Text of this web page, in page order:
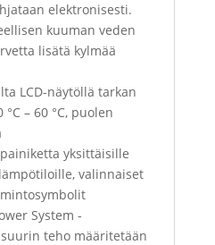
elektronisesti.
kuuman veden
lisätä kylmää
LCD-näytöllä tarkan
– 60 °C, puolen
yksittäisille
valinnaiset
System -
teho määritetään